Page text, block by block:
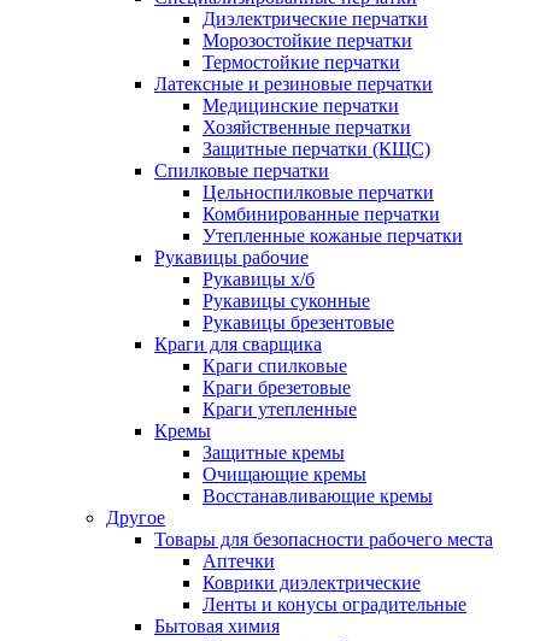
Диэлектрические перчатки
Морозостойкие перчатки
Термостойкие перчатки
Латексные и резиновые перчатки
Медицинские перчатки
Хозяйственные перчатки
Защитные перчатки (КЩС)
Спилковые перчатки
Цельноспилковые перчатки
Комбинированные перчатки
Утепленные кожаные перчатки
Рукавицы рабочие
Рукавицы х/б
Рукавицы суконные
Рукавицы брезентовые
Краги для сварщика
Краги спилковые
Краги брезетовые
Краги утепленные
Кремы
Защитные кремы
Очищающие кремы
Восстанавливающие кремы
Другое
Товары для безопасности рабочего места
Аптечки
Коврики диэлектрические
Ленты и конусы оградительные
Бытовая химия